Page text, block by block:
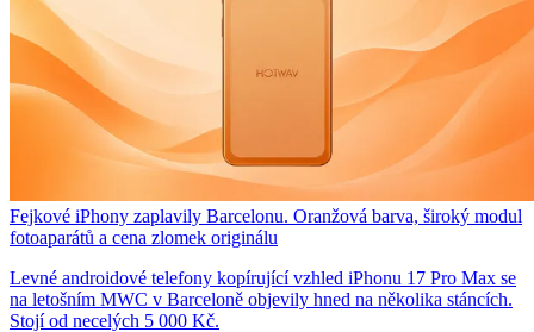
Fejkové iPhony zaplavily Barcelonu. Oranžová barva, široký modul
fotoaparátů a cena zlomek originálu
Levné androidové telefony kopírující vzhled iPhonu 17 Pro Max se
na letošním MWC v Barceloně objevily hned na několika stáncích.
Stojí od necelých 5 000 Kč.